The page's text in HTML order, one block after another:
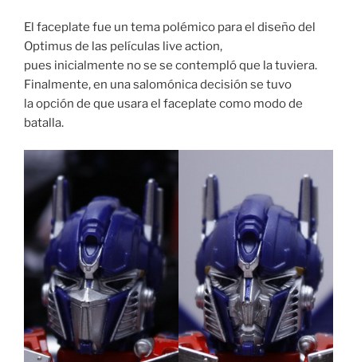
El faceplate fue un tema polémico para el diseño del
Optimus de las películas live action,
pues inicialmente no se se contempló que la tuviera.
Finalmente, en una salomónica decisión se tuvo
la opción de que usara el faceplate como modo de
batalla.